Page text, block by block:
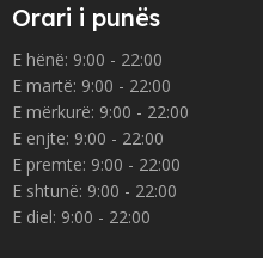
Orari i punës
E hënë: 9:00 - 22:00
E martë: 9:00 - 22:00
E mërkurë: 9:00 - 22:00
E enjte: 9:00 - 22:00
E premte: 9:00 - 22:00
E shtunë: 9:00 - 22:00
E diel: 9:00 - 22:00